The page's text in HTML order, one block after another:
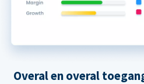
Overal en overal